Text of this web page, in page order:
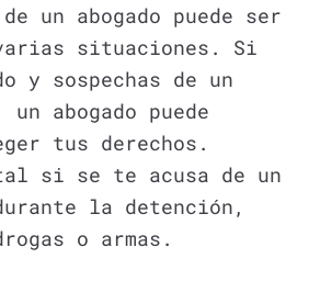
un abogado puede ser
situaciones. Si
y sospechas de un
abogado puede
tus derechos.
si se te acusa de un
la detención,
o armas.